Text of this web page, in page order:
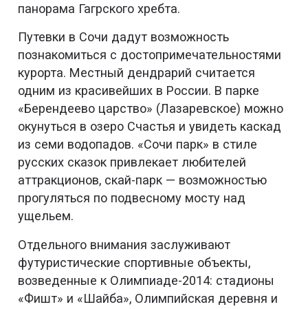
панорама Гагрского хребта.
Путевки в Сочи дадут возможность
познакомиться с достопримечательностями
курорта. Местный дендрарий считается
одним из красивейших в России. В парке
«Берендеево царство» (Лазаревское) можно
окунуться в озеро Счастья и увидеть каскад
из семи водопадов. «Сочи парк» в стиле
русских сказок привлекает любителей
аттракционов, скай-парк — возможностью
прогуляться по подвесному мосту над
ущельем.
Отдельного внимания заслуживают
футуристические спортивные объекты,
возведенные к Олимпиаде-2014: стадионы
«Фишт» и «Шайба», Олимпийская деревня и